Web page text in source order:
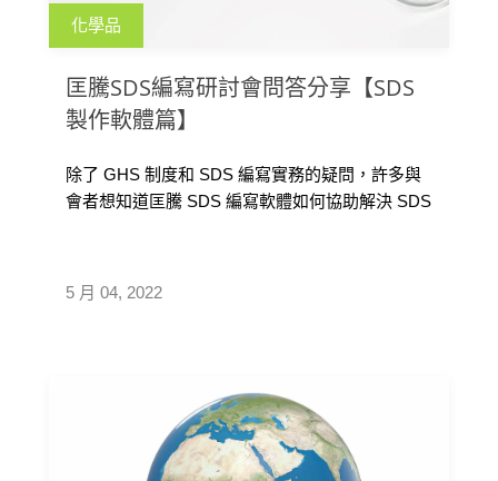
化學品
匡騰SDS編寫研討會問答分享【SDS
製作軟體篇】
5 月 04, 2022
除了 GHS 制度和 SDS 編寫實務的疑問，許多與
會者想知道匡騰 SDS 編寫軟體如何協助解決 SDS